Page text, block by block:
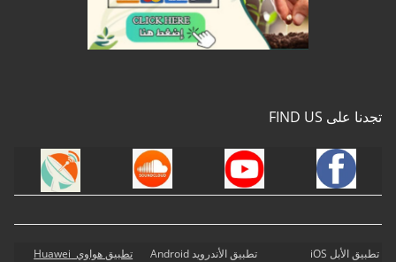
تجدنا على FIND US
تطبيق الأبل iOS تطبيق الأندرويد Android تطبيق هواوي Huawei